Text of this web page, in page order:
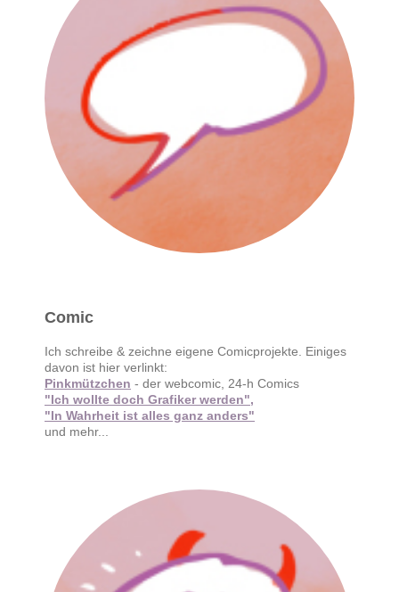
Comic
Ich schreibe & zeichne eigene Comicprojekte. Einiges
davon ist hier verlinkt:
Pinkmützchen - der webcomic, 24-h Comics
"Ich wollte doch Grafiker werden",
"In Wahrheit ist alles ganz anders"
und mehr...